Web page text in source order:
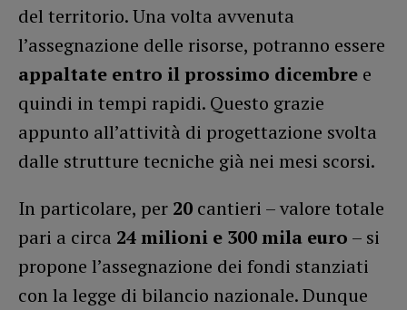
del territorio. Una volta avvenuta
l’assegnazione delle risorse, potranno essere
appaltate entro il prossimo dicembre e
quindi in tempi rapidi. Questo grazie
appunto all’attività di progettazione svolta
dalle strutture tecniche già nei mesi scorsi.
In particolare, per 20 cantieri – valore totale
pari a circa 24 milioni e 300 mila euro – si
propone l’assegnazione dei fondi stanziati
con la legge di bilancio nazionale. Dunque